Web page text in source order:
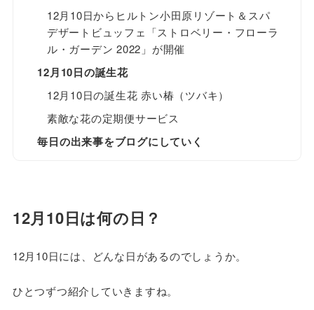
12月10日からヒルトン小田原リゾート＆スパ
デザートビュッフェ「ストロベリー・フローラ
ル・ガーデン 2022」が開催
12月10日の誕生花
12月10日の誕生花 赤い椿（ツバキ）
素敵な花の定期便サービス
毎日の出来事をブログにしていく
12月10日は何の日？
12月10日には、どんな日があるのでしょうか。
ひとつずつ紹介していきますね。